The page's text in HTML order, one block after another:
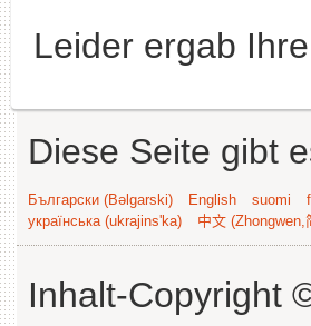
Leider ergab
Diese Seite gibt
Български (Bəlgarski) English suomi
українська (ukrajins'ka)
中文 (Zhongwen,
Inhalt-Copyright